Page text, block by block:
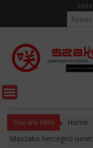
content
You are here Home
Maszako hercegnő